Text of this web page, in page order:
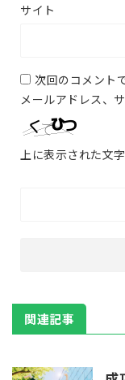
サイト
次回のコメント
メールアドレス、
上に表示された文
関連記事